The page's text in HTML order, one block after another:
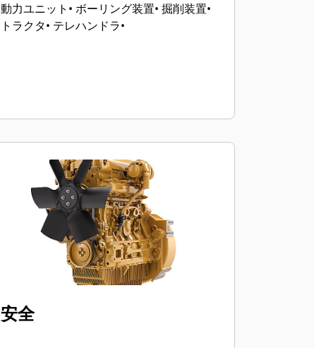
動力ユニット• ボーリング装置• 掘削装置•
トラクタ• テレハンドラ•
安全